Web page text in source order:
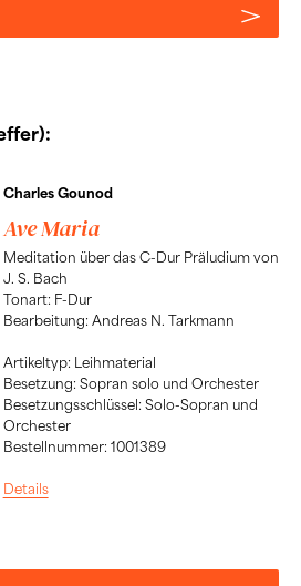
Charles Gounod
Ave Maria
Meditation über das C-Dur Präludium von
J. S. Bach
Tonart: F-Dur
Bearbeitung: Andreas N. Tarkmann
Artikeltyp: Leihmaterial
Besetzung: Sopran solo und Orchester
Besetzungsschlüssel: Solo-Sopran und
Orchester
Bestellnummer: 1001389
Details